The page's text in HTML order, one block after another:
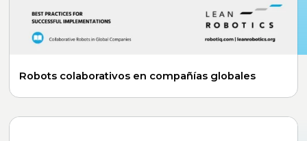
Robots colaborativos en compañías globales